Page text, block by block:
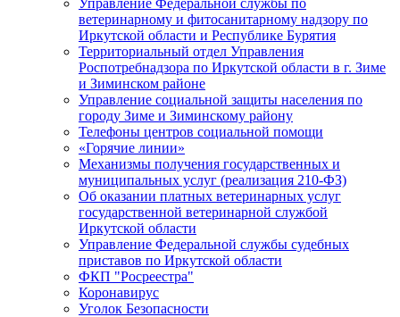
Управление Федеральной службы по
ветеринарному и фитосанитарному надзору по
Иркутской области и Республике Бурятия
Территориальный отдел Управления
Роспотребнадзора по Иркутской области в г. Зиме
и Зиминском районе
Управление социальной защиты населения по
городу Зиме и Зиминскому району
Телефоны центров социальной помощи
«Горячие линии»
Механизмы получения государственных и
муниципальных услуг (реализация 210-ФЗ)
Об оказании платных ветеринарных услуг
государственной ветеринарной службой
Иркутской области
Управление Федеральной службы судебных
приставов по Иркутской области
ФКП "Росреестра"
Коронавирус
Уголок Безопасности